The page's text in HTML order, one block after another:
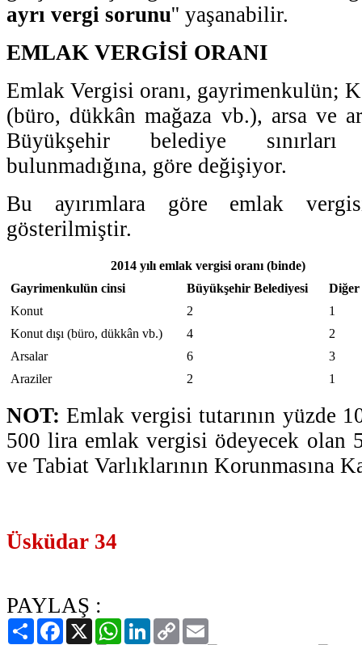
ayrı vergi sorunu'' yaşanabilir.
EMLAK VERGİSİ ORANI
Emlak Vergisi oranı, gayrimenkulün;
(büro, dükkân mağaza vb.), arsa ve
Büyükşehir belediye
bulunmadığına, göre değişiyor.
Bu ayırımlara göre emlak
gösterilmiştir.
2014 yılı emlak vergisi oranı (binde)
Gayrimenkulün cinsi
Büyükşehir Belediyesi
Konut
2
1
Konut dışı (büro, dükkân vb.)
4
2
Arsalar
6
3
Araziler
2 1
NOT: Emlak vergisi tutarının yüzde
500 lira emlak vergisi ödeyecek olan
ve Tabiat Varlıklarının Korunmasına
Üsküdar 34
PAYLAŞ :
PaylaşFacebook
X WhatsAppLinkedIn
Copy
Link